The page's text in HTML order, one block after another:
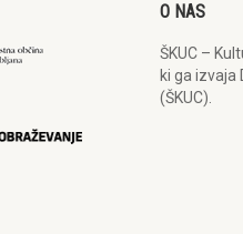
O NAS
ŠKUC –
ki ga
(ŠKUC).